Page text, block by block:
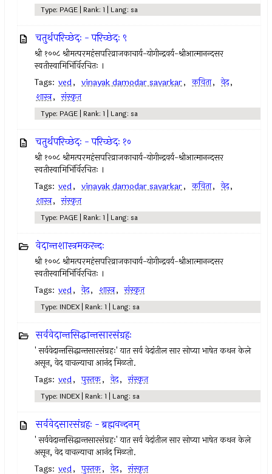
Type: PAGE | Rank: 1 | Lang: sa
चतुर्थपरिच्छेदः - परिच्छेदः ९
श्री १००८ श्रीमत्परमहंसपरिव्राजकाचार्य-योगीन्द्रवर्य-श्रीआत्मानन्दसर
स्वतीस्वामिभिंर्विरचितः ।
Tags: ved, vinayak damodar savarkar, कविता, वेद,
शास्त्र, संस्कृत
Type: PAGE | Rank: 1 | Lang: sa
चतुर्थपरिच्छेदः - परिच्छेदः १०
श्री १००८ श्रीमत्परमहंसपरिव्राजकाचार्य-योगीन्द्रवर्य-श्रीआत्मानन्दसर
स्वतीस्वामिभिंर्विरचितः ।
Tags: ved, vinayak damodar savarkar, कविता, वेद,
शास्त्र, संस्कृत
Type: PAGE | Rank: 1 | Lang: sa
वेदान्तशास्त्रमकरन्दः
श्री १००८ श्रीमत्परमहंसपरिव्राजकाचार्य-योगीन्द्रवर्य-श्रीआत्मानन्दसर
स्वतीस्वामिभिंर्विरचितः ।
Tags: ved, वेद, शास्त्र, संस्कृत
Type: INDEX | Rank: 1 | Lang: sa
सर्ववेदान्तसिद्धान्तसारसंग्रहः
' सर्ववेदान्तसिद्धान्तसारसंग्रहः' यात सर्व वेदांतील सार सोप्या भाषेत कथन केले
असून, वेद वाचल्याचा आनंद मिळतो.
Tags: ved, पुस्तक, वेद, संस्कृत
Type: INDEX | Rank: 1 | Lang: sa
सर्ववेदसारसंग्रहः - ब्रह्मवन्दनम्
' सर्ववेदान्तसिद्धान्तसारसंग्रहः' यात सर्व वेदांतील सार सोप्या भाषेत कथन केले
असून, वेद वाचल्याचा आनंद मिळतो.
Tags: ved, पुस्तक, वेद, संस्कृत